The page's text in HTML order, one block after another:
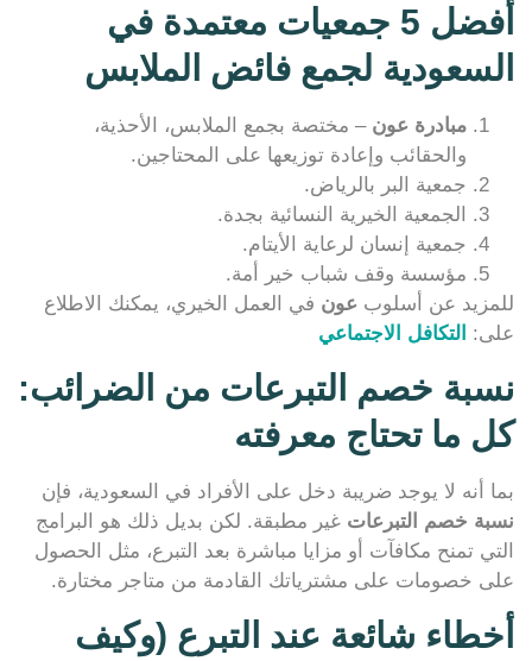
أفضل 5 جمعيات معتمدة في
السعودية لجمع فائض الملابس
مبادرة عون – مختصة بجمع الملابس، الأحذية،
والحقائب وإعادة توزيعها على المحتاجين.
جمعية البر بالرياض.
الجمعية الخيرية النسائية بجدة.
جمعية إنسان لرعاية الأيتام.
مؤسسة وقف شباب خير أمة.
للمزيد عن أسلوب عون في العمل الخيري، يمكنك الاطلاع
على: التكافل الاجتماعي
نسبة خصم التبرعات من الضرائب:
كل ما تحتاج معرفته
بما أنه لا يوجد ضريبة دخل على الأفراد في السعودية، فإن
نسبة خصم التبرعات غير مطبقة. لكن بديل ذلك هو البرامج
التي تمنح مكافآت أو مزايا مباشرة بعد التبرع، مثل الحصول
على خصومات على مشترياتك القادمة من متاجر مختارة.
أخطاء شائعة عند التبرع (وكيف